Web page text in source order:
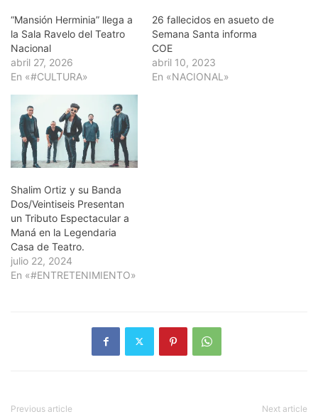
“Mansión Herminia” llega a
la Sala Ravelo del Teatro
Nacional
abril 27, 2026
En «#CULTURA»
26 fallecidos en asueto de
Semana Santa informa
COE
abril 10, 2023
En «NACIONAL»
Shalim Ortiz y su Banda
Dos/Veintiseis Presentan
un Tributo Espectacular a
Maná en la Legendaria
Casa de Teatro.
julio 22, 2024
En «#ENTRETENIMIENTO»
Previous article Next article